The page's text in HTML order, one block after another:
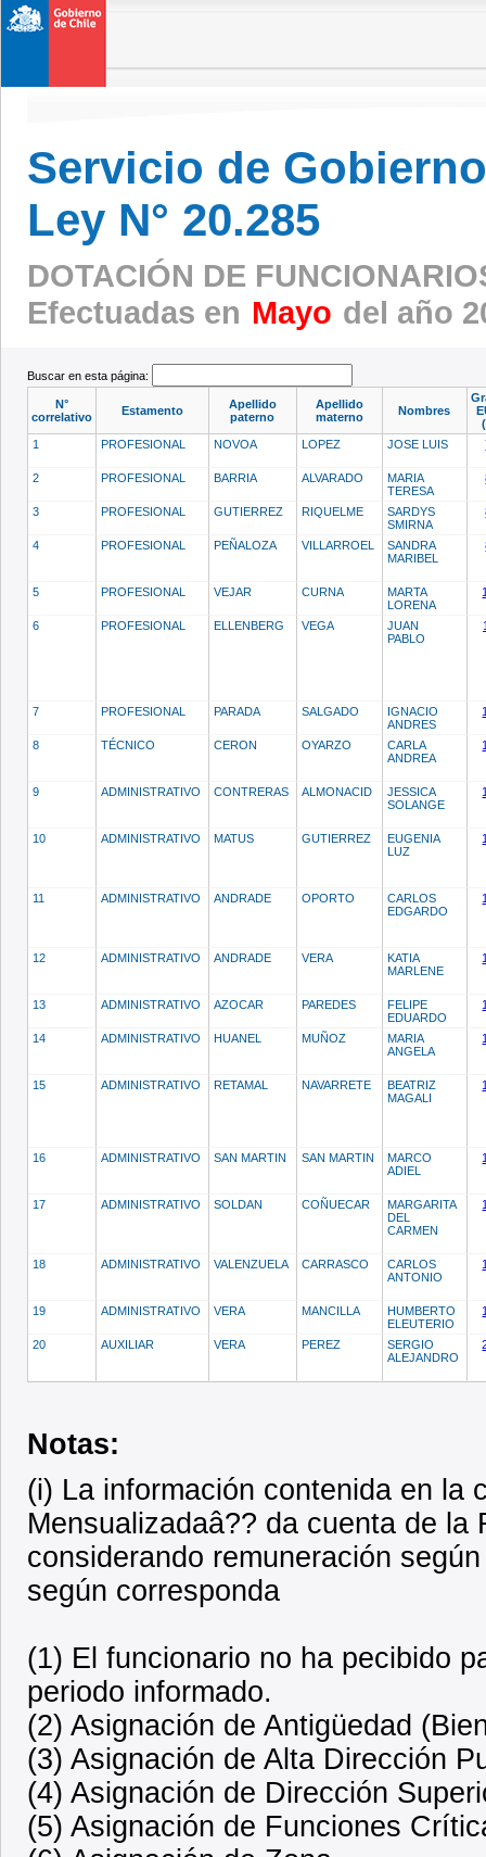
Servicio de
Ley N° 20.285
DOTACIÓN DE
Efectuadas en Mayo del año
Buscar en esta página:
N°
correlativo
Estamento
Apellido
paterno
Apellido
materno
Nombres
1
PROFESIONAL NOVOA LOPEZ JOSE LUIS
2 PROFESIONAL BARRIA ALVARADO
MARIA
TERESA
3 PROFESIONAL GUTIERREZ RIQUELME
SARDYS
SMIRNA
4 PROFESIONAL PEÑALOZA VILLARROEL
SANDRA
MARIBEL
5 PROFESIONAL VEJAR CURNA
MARTA
LORENA
6 PROFESIONAL ELLENBERG VEGA
JUAN
PABLO
7 PROFESIONAL PARADA SALGADO
IGNACIO
ANDRES
8 TÉCNICO CERON OYARZO
CARLA
ANDREA
9 ADMINISTRATIVO CONTRERAS ALMONACID
JESSICA
SOLANGE
10 ADMINISTRATIVO MATUS GUTIERREZ
EUGENIA
LUZ
11 ADMINISTRATIVO ANDRADE OPORTO
CARLOS
EDGARDO
12 ADMINISTRATIVO ANDRADE VERA
KATIA
MARLENE
13 ADMINISTRATIVO AZOCAR PAREDES
FELIPE
EDUARDO
14 ADMINISTRATIVO HUANEL MUÑOZ
MARIA
ANGELA
15 ADMINISTRATIVO RETAMAL NAVARRETE
BEATRIZ
MAGALI
16 ADMINISTRATIVO SAN MARTIN SAN MARTIN
MARCO
ADIEL
17 ADMINISTRATIVO SOLDAN COÑUECAR
MARGARITA
DEL
CARMEN
18 ADMINISTRATIVO VALENZUELA CARRASCO
CARLOS
ANTONIO
19 ADMINISTRATIVO VERA MANCILLA
HUMBERTO
ELEUTERIO
20 AUXILIAR VERA PEREZ
SERGIO
ALEJANDRO
Notas:
(i) La información contenida en la
Mensualizadaâ?? da cuenta de
considerando remuneración
según corresponda
(1) El funcionario no ha pecibido
periodo informado.
(2) Asignación de Antigüedad
(3) Asignación de Alta Dirección
(4) Asignación de Dirección
(5) Asignación de Funciones